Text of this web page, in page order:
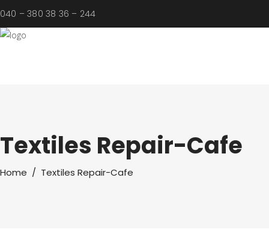
040 – 380 38 36 – 244
Textiles Repair-Cafe
Home / Textiles Repair-Cafe